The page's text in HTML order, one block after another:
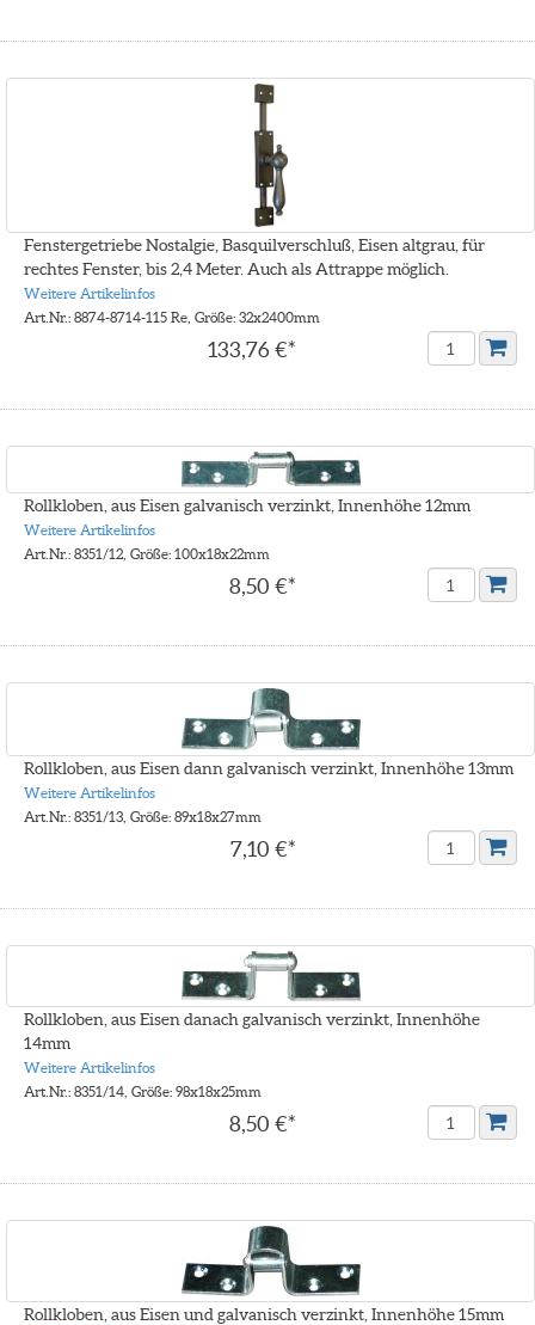
Fenstergetriebe Nostalgie, Basquilverschluß, Eisen altgrau, für
rechtes Fenster, bis 2,4 Meter. Auch als Attrappe möglich.
Weitere Artikelinfos
Art.Nr.: 8874-8714-115 Re, Größe: 32x2400mm
133,76 €*
Rollkloben, aus Eisen galvanisch verzinkt, Innenhöhe 12mm
Weitere Artikelinfos
Art.Nr.: 8351/12, Größe: 100x18x22mm
8,50 €*
Rollkloben, aus Eisen dann galvanisch verzinkt, Innenhöhe 13mm
Weitere Artikelinfos
Art.Nr.: 8351/13, Größe: 89x18x27mm
7,10 €*
Rollkloben, aus Eisen danach galvanisch verzinkt, Innenhöhe
14mm
Weitere Artikelinfos
Art.Nr.: 8351/14, Größe: 98x18x25mm
8,50 €*
Rollkloben, aus Eisen und galvanisch verzinkt, Innenhöhe 15mm